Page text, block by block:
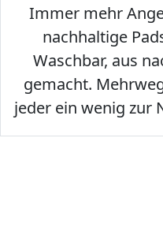
Immer mehr
nachhaltige
Waschbar, aus
gemacht.
jeder ein wenig zur